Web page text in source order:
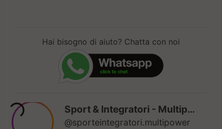
Hai bisogno di aiuto? Chatta con noi